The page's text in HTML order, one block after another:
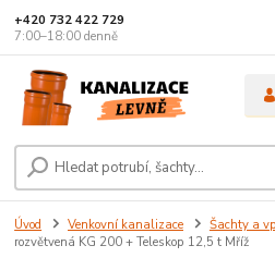
+420 732 422 729
7:00–18:00 denně
Úvod Venkovní kanalizace Šachty a
rozvětvená KG 200 + Teleskop 12,5 t Mříž